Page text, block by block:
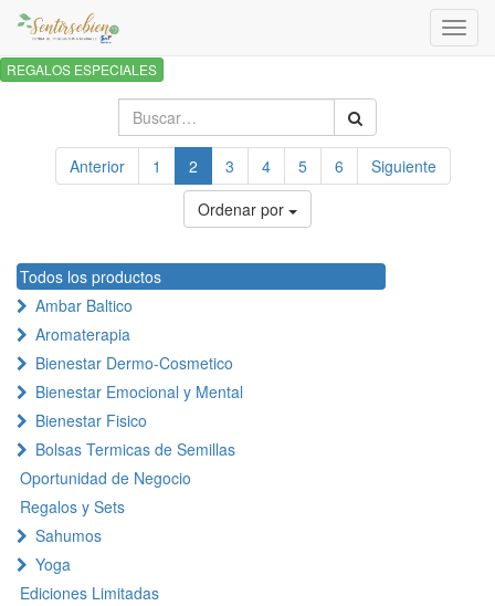
REGALOS ESPECIALES
Anterior 1 2 3 4 5 6
Siguiente
Ordenar por
Todos los productos
Ambar Baltico
Aromaterapia
Bienestar Dermo-Cosmetico
Bienestar Emocional y Mental
Bienestar Fisico
Bolsas Termicas de Semillas
Oportunidad de Negocio
Regalos y Sets
Sahumos
Yoga
Ediciones Limitadas